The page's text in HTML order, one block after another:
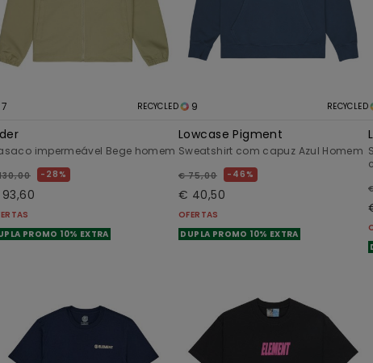
7 RECYCLED
impermeável Bege homem
28%
PROMO 10% EXTRA
9 RECYCLED
Lowcase Pigment
Sweatshirt com capuz Azul Homem
€ 75,00 46%
€ 40,50
OFERTAS
DUPLA PROMO 10% EXTRA